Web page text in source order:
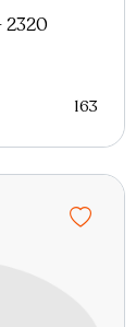
2320
163